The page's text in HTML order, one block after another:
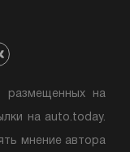
размещенных на
на auto.today.
мнение автора